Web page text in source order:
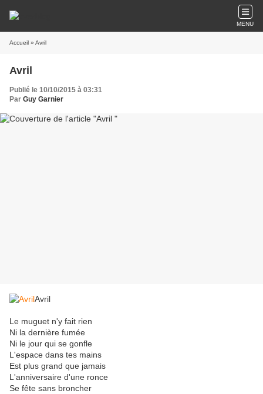
MENU
Accueil » Avril
Avril
Publié le 10/10/2015 à 03:31
Par Guy Garnier
Avril
Le muguet n'y fait rien
Ni la dernière fumée
Ni le jour qui se gonfle
L'espace dans tes mains
Est plus grand que jamais
L'anniversaire d'une ronce
Se fête sans broncher